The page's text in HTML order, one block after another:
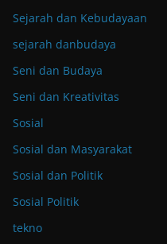
Sejarah dan Kebudayaan
sejarah danbudaya
Seni dan Budaya
Seni dan Kreativitas
Sosial
Sosial dan Masyarakat
Sosial dan Politik
Sosial Politik
tekno